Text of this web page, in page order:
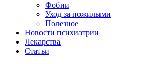
Фобии
Уход за пожилыми
Полезное
Новости психиатрии
Лекарства
Статьи